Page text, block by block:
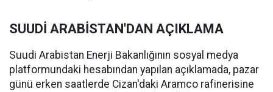
SUUDİ ARABİSTAN'DAN AÇIKLAMA
Suudi Arabistan Enerji Bakanlığının sosyal medya
platformundaki hesabından yapılan açıklamada, pazar
günü erken saatlerde Cizan'daki Aramco rafinerisine